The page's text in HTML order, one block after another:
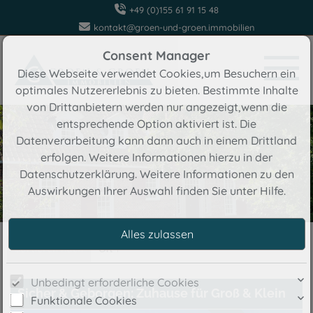
+49 (0)155 61 91 15 48
kontakt@groen-und-groen.immobilien
Sortieren nach Ort ↑
Sicher & Geborgen: Zuhause für Groß & Klein
Consent Manager
Diese Webseite verwendet Cookies,um Besuchern ein
optimales Nutzererlebnis zu bieten. Bestimmte Inhalte
von Drittanbietern werden nur angezeigt,wenn die
entsprechende Option aktiviert ist. Die
Datenverarbeitung kann dann auch in einem Drittland
erfolgen. Weitere Informationen hierzu in der
Datenschutzerklärung. Weitere Informationen zu den
Auswirkungen Ihrer Auswahl finden Sie unter Hilfe.
Unbedingt erforderliche Cookies
Funktionale Cookies